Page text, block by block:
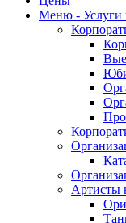
Меню - Услуги
Артисты